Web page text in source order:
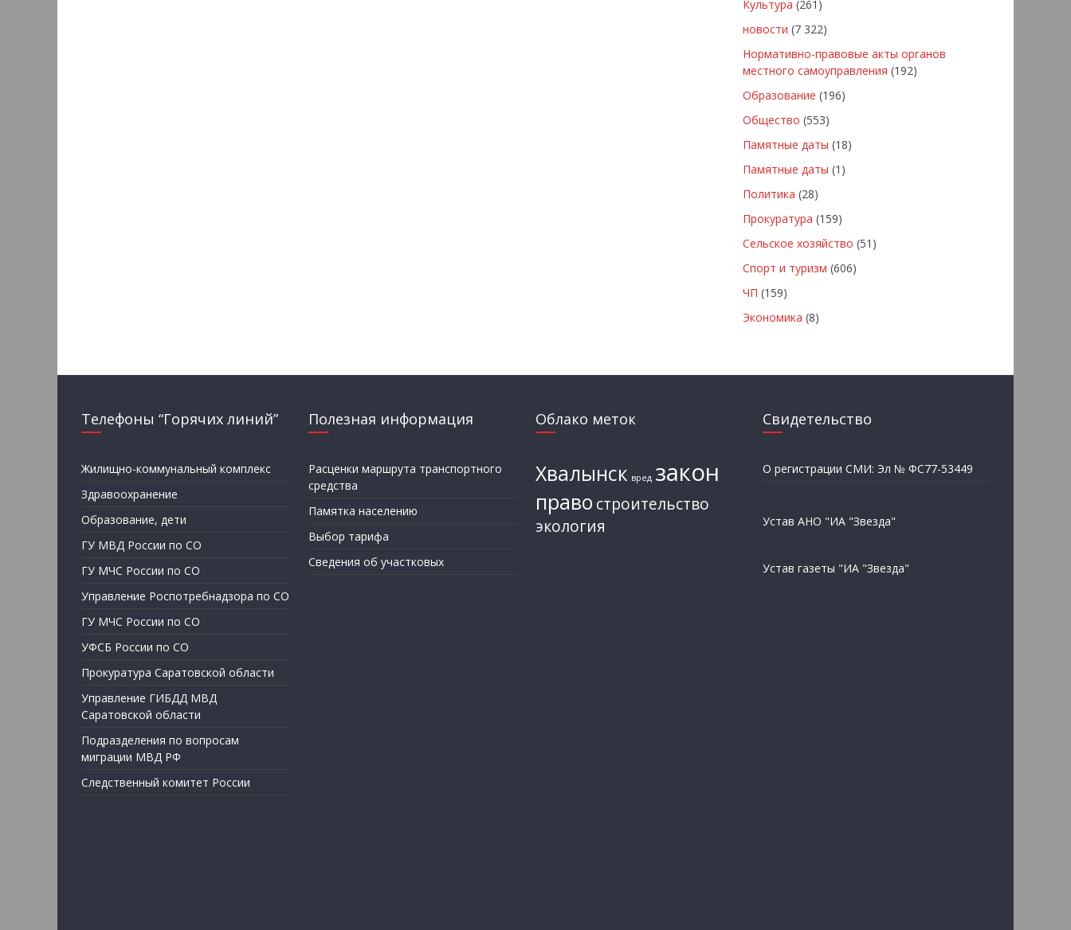
Культура (261)
новости (7 322)
Нормативно-правовые акты органов
местного самоуправления (192)
Образование (196)
Общество (553)
Памятные даты (18)
Памятные даты (1)
Политика (28)
Прокуратура (159)
Сельское хозяйство (51)
Спорт и туризм (606)
ЧП (159)
Экономика (8)
Телефоны “Горячих линий”
Жилищно-коммунальный комплекс
Здравоохранение
Образование, дети
ГУ МВД России по СО
ГУ МЧС России по СО
Управление Роспотребнадзора по СО
ГУ МЧС России по СО
УФСБ России по СО
Прокуратура Саратовской области
Управление ГИБДД МВД
Саратовской области
Подразделения по вопросам
миграции МВД РФ
Следственный комитет России
Полезная информация
Расценки маршрута транспортного
средства
Памятка населению
Выбор тарифа
Сведения об участковых
Облако меток
Хвалынск вред закон
право строительство
экология
Свидетельство
О регистрации СМИ: Эл № ФС77-53449
Устав АНО "ИА "Звезда"
Устав газеты "ИА "Звезда"